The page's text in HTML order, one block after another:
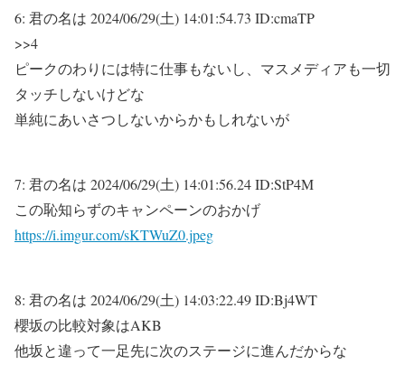
6: 君の名は 2024/06/29(土) 14:01:54.73 ID:cmaTP
>>4
ピークのわりには特に仕事もないし、マスメディアも一切
タッチしないけどな
単純にあいさつしないからかもしれないが
7: 君の名は 2024/06/29(土) 14:01:56.24 ID:StP4M
この恥知らずのキャンペーンのおかげ
https://i.imgur.com/sKTWuZ0.jpeg
8: 君の名は 2024/06/29(土) 14:03:22.49 ID:Bj4WT
櫻坂の比較対象はAKB
他坂と違って一足先に次のステージに進んだからな